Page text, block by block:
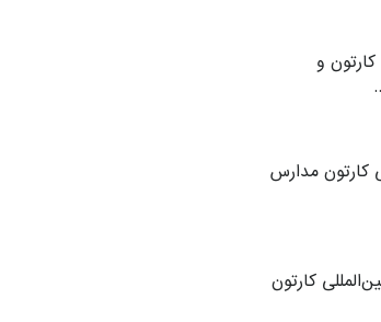
و
کارتون مدارس
کارتون